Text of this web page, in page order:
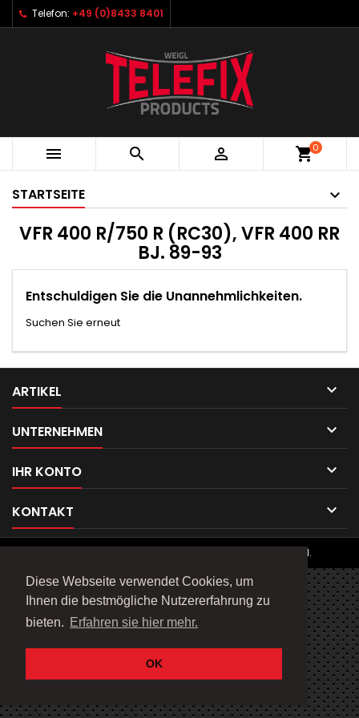
Diese Webseite verwendet Cookies, um
Ihnen die bestmögliche Nutzererfahrung zu
bieten. Erfahren sie hier mehr.
OK
Telefon: +49 (0)8433 8401
   shopping_cart0
STARTSEITE
VFR 400 R/750 R (RC30), VFR 400 RR
BJ. 89-93
Entschuldigen Sie die Unannehmlichkeiten.
Suchen Sie erneut
ARTIKEL 
UNTERNEHMEN 
IHR KONTO 
KONTAKT 
© Copyright 2026 Telefix Products. All Rights Reserved.